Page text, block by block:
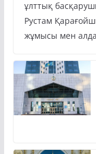
ұлттық
Рустам
жұмысы мен